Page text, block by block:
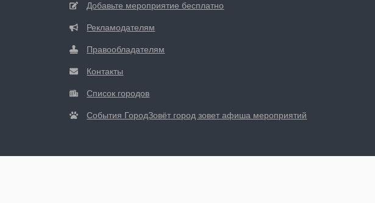
Добавьте мероприятие бесплатно
Рекламодателям
Правообладателям
Контакты
Список городов
События ГородЗовёт город зовет афиша мероприятий